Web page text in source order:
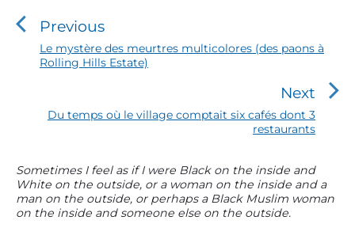
v
n
d
e
Previous
P
r
p
o
s
t
Le mystère des meurtres multicolores (des paons à
Rolling Hills Estate)
Next
N
e
p
o
Du temps où le village comptait six cafés dont 3
restaurants
P
r
i
m
Sometimes I feel as if I were Black on the inside and
White on the outside, or a woman on the inside and a
man on the outside, or perhaps a Black Muslim woman
on the inside and someone else on the outside.